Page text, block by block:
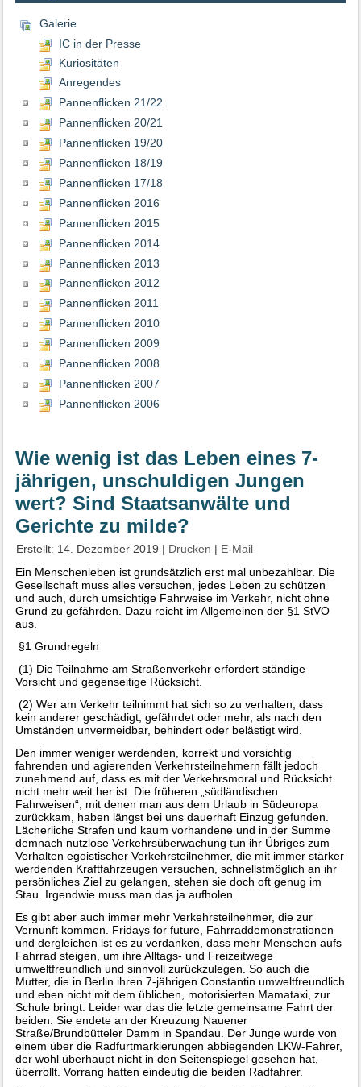
Galerie
IC in der Presse
Kuriositäten
Anregendes
Pannenflicken 21/22
Pannenflicken 20/21
Pannenflicken 19/20
Pannenflicken 18/19
Pannenflicken 17/18
Pannenflicken 2016
Pannenflicken 2015
Pannenflicken 2014
Pannenflicken 2013
Pannenflicken 2012
Pannenflicken 2011
Pannenflicken 2010
Pannenflicken 2009
Pannenflicken 2008
Pannenflicken 2007
Pannenflicken 2006
Wie wenig ist das Leben eines 7-
jährigen, unschuldigen Jungen
wert? Sind Staatsanwälte und
Gerichte zu milde?
Erstellt: 14. Dezember 2019 | Drucken | E-Mail
Ein Menschenleben ist grundsätzlich erst mal unbezahlbar. Die
Gesellschaft muss alles versuchen, jedes Leben zu schützen
und auch, durch umsichtige Fahrweise im Verkehr, nicht ohne
Grund zu gefährden. Dazu reicht im Allgemeinen der §1 StVO
aus.
§1 Grundregeln
(1) Die Teilnahme am Straßenverkehr erfordert ständige
Vorsicht und gegenseitige Rücksicht.
(2) Wer am Verkehr teilnimmt hat sich so zu verhalten, dass
kein anderer geschädigt, gefährdet oder mehr, als nach den
Umständen unvermeidbar, behindert oder belästigt wird.
Den immer weniger werdenden, korrekt und vorsichtig
fahrenden und agierenden Verkehrsteilnehmern fällt jedoch
zunehmend auf, dass es mit der Verkehrsmoral und Rücksicht
nicht mehr weit her ist. Die früheren „südländischen
Fahrweisen“, mit denen man aus dem Urlaub in Südeuropa
zurückkam, haben längst bei uns dauerhaft Einzug gefunden.
Lächerliche Strafen und kaum vorhandene und in der Summe
demnach nutzlose Verkehrsüberwachung tun ihr Übriges zum
Verhalten egoistischer Verkehrsteilnehmer, die mit immer stärker
werdenden Kraftfahrzeugen versuchen, schnellstmöglich an ihr
persönliches Ziel zu gelangen, stehen sie doch oft genug im
Stau. Irgendwie muss man das ja aufholen.
Es gibt aber auch immer mehr Verkehrsteilnehmer, die zur
Vernunft kommen. Fridays for future, Fahrraddemonstrationen
und dergleichen ist es zu verdanken, dass mehr Menschen aufs
Fahrrad steigen, um ihre Alltags- und Freizeitwege
umweltfreundlich und sinnvoll zurückzulegen. So auch die
Mutter, die in Berlin ihren 7-jährigen Constantin umweltfreundlich
und eben nicht mit dem üblichen, motorisierten Mamataxi, zur
Schule bringt. Leider war das die letzte gemeinsame Fahrt der
beiden. Sie endete an der Kreuzung Nauener
Straße/Brundbütteler Damm in Spandau. Der Junge wurde von
einem über die Radfurtmarkierungen abbiegenden LKW-Fahrer,
der wohl überhaupt nicht in den Seitenspiegel gesehen hat,
überrollt. Vorrang hatten eindeutig die beiden Radfahrer.